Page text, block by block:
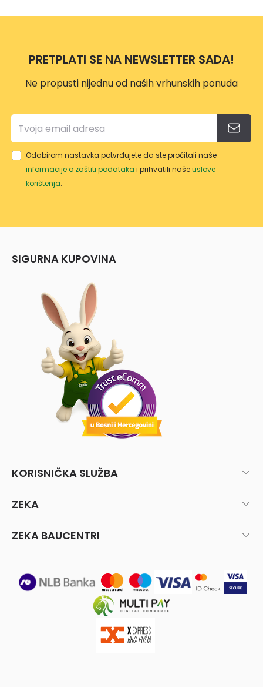
PRETPLATI SE NA NEWSLETTER SADA!
Ne propusti nijednu od naših vrhunskih ponuda
Odabirom nastavka potvrđujete da ste pročitali naše
informacije o zaštiti podataka i prihvatili našeuslove
korištenja.
SIGURNA KUPOVINA
KORISNIČKA SLUŽBA
ZEKA
ZEKA BAUCENTRI